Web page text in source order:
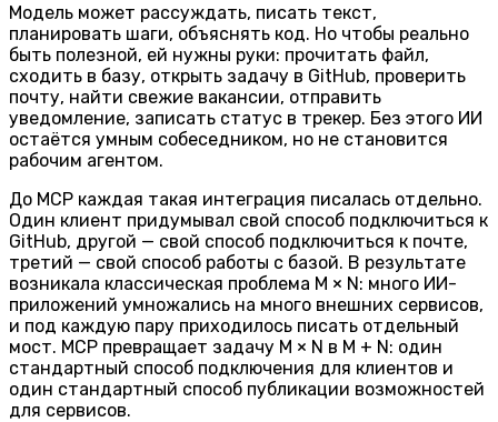
Модель может рассуждать, писать текст,
планировать шаги, объяснять код. Но чтобы реально
быть полезной, ей нужны руки: прочитать файл,
сходить в базу, открыть задачу в GitHub, проверить
почту, найти свежие вакансии, отправить
уведомление, записать статус в трекер. Без этого ИИ
остаётся умным собеседником, но не становится
рабочим агентом.
До MCP каждая такая интеграция писалась отдельно.
Один клиент придумывал свой способ подключиться к
GitHub, другой — свой способ подключиться к почте,
третий — свой способ работы с базой. В результате
возникала классическая проблема M × N: много ИИ-
приложений умножались на много внешних сервисов,
и под каждую пару приходилось писать отдельный
мост. MCP превращает задачу M × N в M + N: один
стандартный способ подключения для клиентов и
один стандартный способ публикации возможностей
для сервисов.